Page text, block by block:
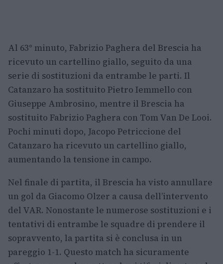
Al 63° minuto, Fabrizio Paghera del Brescia ha
ricevuto un cartellino giallo, seguito da una
serie di sostituzioni da entrambe le parti. Il
Catanzaro ha sostituito Pietro Iemmello con
Giuseppe Ambrosino, mentre il Brescia ha
sostituito Fabrizio Paghera con Tom Van De Looi.
Pochi minuti dopo, Jacopo Petriccione del
Catanzaro ha ricevuto un cartellino giallo,
aumentando la tensione in campo.
Nel finale di partita, il Brescia ha visto annullare
un gol da Giacomo Olzer a causa dell’intervento
del VAR. Nonostante le numerose sostituzioni e i
tentativi di entrambe le squadre di prendere il
sopravvento, la partita si è conclusa in un
pareggio 1-1. Questo match ha sicuramente